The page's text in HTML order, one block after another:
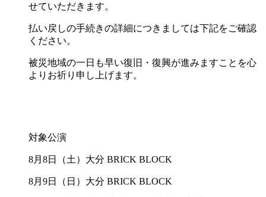
せていただきます。
払い戻しの手続きの詳細につきましては下記をご確認
ください。
被災地域の一日も早い復旧・復興が進みますことを心
よりお祈り申し上げます。
対象公演
8月8日（土）大分 BRICK BLOCK
8月9日（日）大分 BRICK BLOCK